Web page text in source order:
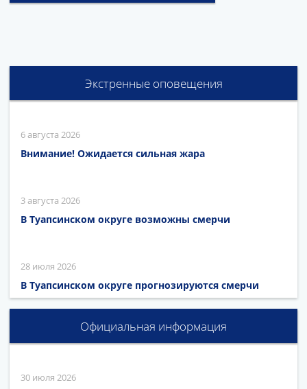
Экстренные оповещения
6 августа 2026
Внимание! Ожидается сильная жара
3 августа 2026
В Туапсинском округе возможны смерчи
28 июля 2026
В Туапсинском округе прогнозируются смерчи
Официальная информация
30 июля 2026